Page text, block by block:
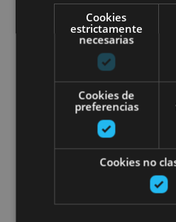
Cookies
estrictamente
necesarias
Cookies de
preferencias
Cookies no